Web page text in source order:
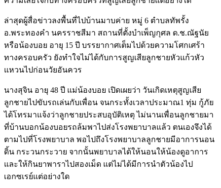
ล่าสุดผู้สื่อข่าวลงพื้นที่ไปบ้านมาบค่าย หมู่ 6 ตำบลทัพรั้ง
อ.พระทองคำ นครราชสีมา สถานที่ตั้งบำเพ็ญกุศล ด.ช.ณัฐนัย
หรือน้องบอย อายุ 15 ปี บรรยากาศเต็มไปด้วยความโศกเศร้า
ทางครอบครัว ยังทำใจไม่ได้กับการสูญเสียลูกชายหัวแก้วหัว
แหวนไปก่อนวัยอันควร
นางสุจิน อายุ 48 ปี แม่น้องบอย เปิดเผยว่า วันเกิดเหตุสูญเสีย
ลูกชายไปขับรถเล่นกับเพื่อน จนกระทั้งเวลาประมาณ1 ทุ่ม กู้ภัย
ได้โทรมาแจ้งว่าลูกชายประสบอุบัติเหตุ ไม่นานเพื่อนลูกชายมา
ที่บ้านบอกน้องบอยรถล้มพาไปส่งโรงพยาบาลแล้ว ตนเองจึงได้
ตามไปที่โรงพยาบาล พอไปถึงโรงพยาบาลลูกชายมีอาการนอน
ดิ้น กระวนกระวาย จากนั้นพยาบาลได้ให้นอนให้น้องดูอาการ
และให้กินยาพาราไปสองเม็ด แต่ไม่ได้มีการนำตัวน้องไป
เอกซเรย์แต่อย่างใด